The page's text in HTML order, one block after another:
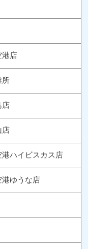
港店
所
店
店
ハイビスカス店
ゆうな店